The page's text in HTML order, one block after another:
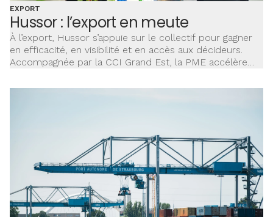
EXPORT
Hussor : l’export en meute
À l’export, Hussor s’appuie sur le collectif pour gagner
en efficacité, en visibilité et en accès aux décideurs.
Accompagnée par la CCI Grand Est, la PME accélère
croissance à l’export.